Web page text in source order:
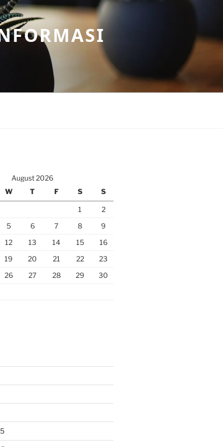
August 2026
W T F S S
1
2
5 6 7 8
9
12 13 14 15
16
19 20 21 22
23
26 27 28 29
30